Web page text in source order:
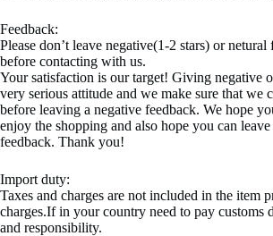
Feedback:
Please don’t leave negative(1-2 stars) or netural
before contacting with us.
Your satisfaction is our target! Giving negative
very serious attitude and we make sure that we
before leaving a negative feedback. We hope
enjoy the shopping and also hope you can
feedback. Thank you!
Import duty:
Taxes and charges are not included in the item
charges.If in your country need to pay customs
and responsibility.